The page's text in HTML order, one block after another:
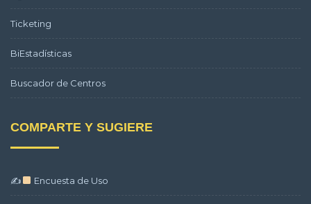
Ticketing
BiEstadísticas
Buscador de Centros
COMPARTE Y SUGIERE
✍ Encuesta de Uso